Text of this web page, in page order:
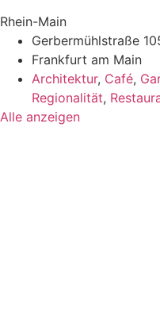
Rhein-Main
Gerbermühlstraße
Frankfurt am Main
Architektur, Café,
Regionalität,
Alle anzeigen